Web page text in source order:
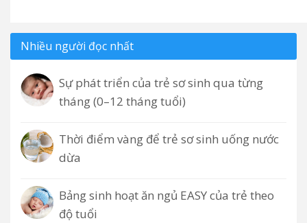
Nhiều người đọc nhất
Sự phát triển của trẻ sơ sinh qua từng
tháng (0–12 tháng tuổi)
Thời điểm vàng để trẻ sơ sinh uống nước
dừa
Bảng sinh hoạt ăn ngủ EASY của trẻ theo
độ tuổi